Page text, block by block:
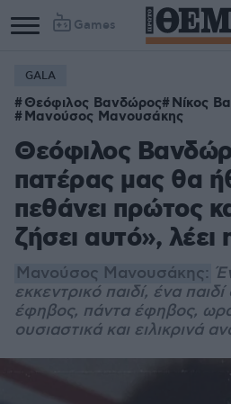
Games
GALA
Θεόφιλος Βανδώρος Νίκος
Μανούσος Μανουσάκης
Θεόφιλος
πατέρας μας θα
πεθάνει πρώτος
ζήσει αυτό»,
Μανούσος Μανουσάκης:
εκκεντρικό παιδί, ένα
έφηβος, πάντα έφηβος,
ουσιαστικά και ειλικρινά